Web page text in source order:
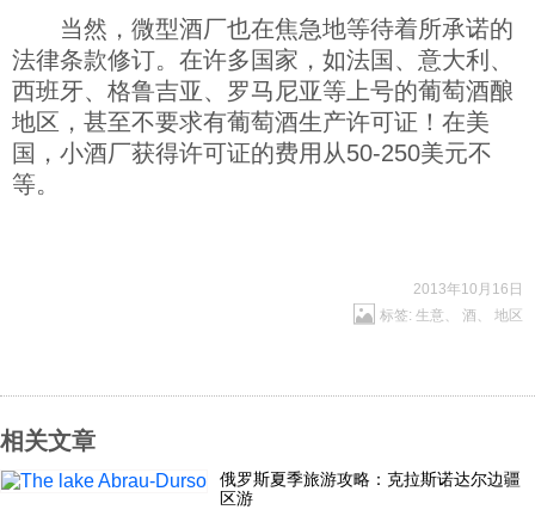
当然，微型酒厂也在焦急地等待着所承诺的
法律条款修订。在许多国家，如法国、意大利、
西班牙、格鲁吉亚、罗马尼亚等上号的葡萄酒酿
地区，甚至不要求有葡萄酒生产许可证！在美
国，小酒厂获得许可证的费用从50-250美元不
等。
2013年10月16日
标签: 生意 、 酒 、 地区
相关文章
俄罗斯夏季旅游攻略：克拉斯诺达尔边疆
区游